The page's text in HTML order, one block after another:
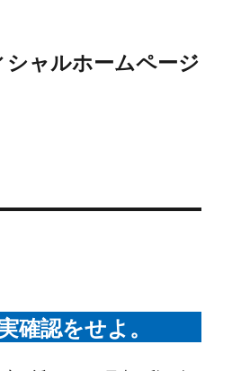
シャルホームページ
確認をせよ。